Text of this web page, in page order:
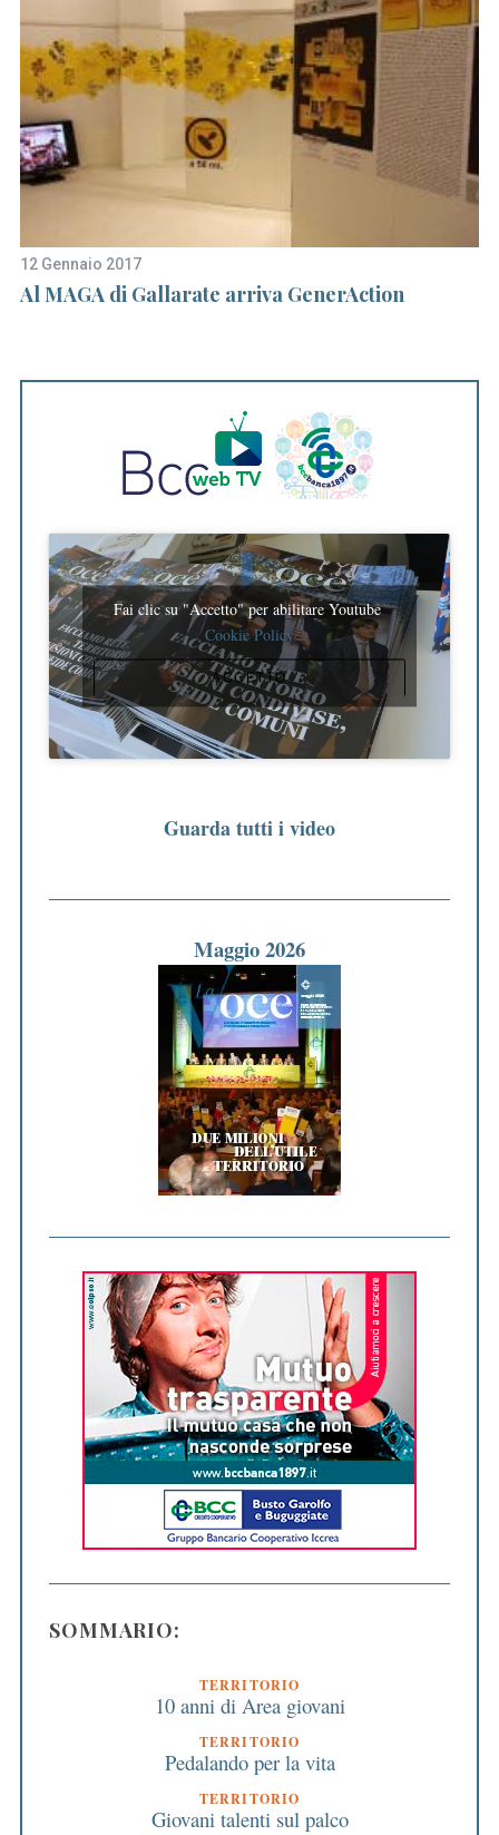
12 Gennaio 2017
Al MAGA di Gallarate arriva GenerAction
Fai clic su "Accetto" per abilitare Youtube
Cookie Policy
ACCETTO
Guarda tutti i video
Maggio 2026
SOMMARIO:
TERRITORIO
10 anni di Area giovani
TERRITORIO
Pedalando per la vita
TERRITORIO
Giovani talenti sul palco